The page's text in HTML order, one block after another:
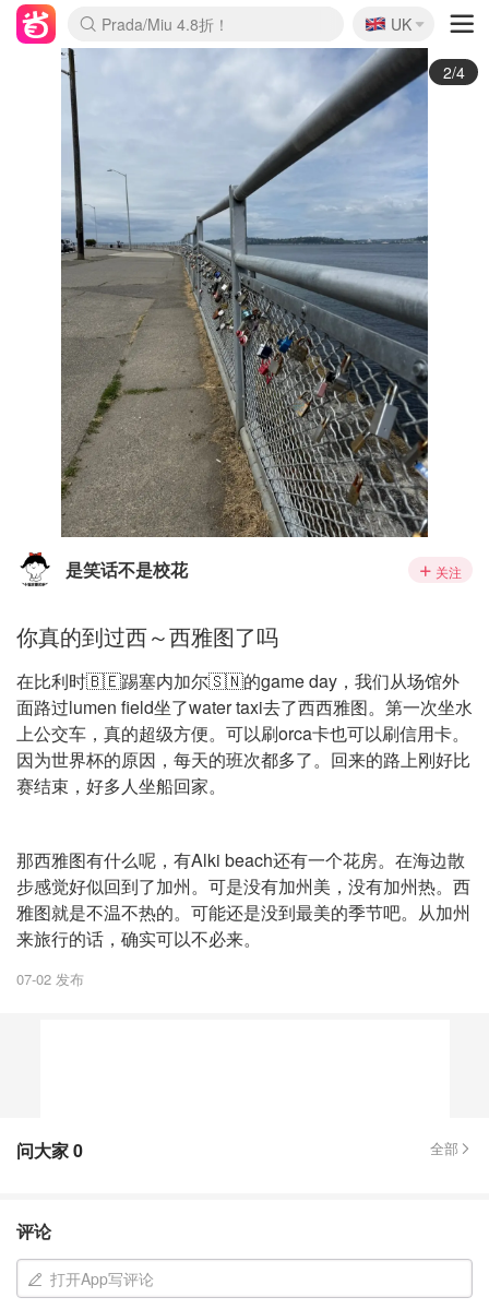
麦卢卡蜂蜜夏促！个位数！
Prada/Miu 4.8折！
啥？必胜客披萨5折！
🇬🇧
UK
3/4
是笑话不是校花 关注
你真的到过西～西雅图了吗
在比利时🇧🇪踢塞内加尔🇸🇳的game day，我们从场馆外
面路过lumen field坐了water taxi去了西西雅图。第一次坐水
上公交车，真的超级方便。可以刷orca卡也可以刷信用卡。
因为世界杯的原因，每天的班次都多了。回来的路上刚好比
赛结束，好多人坐船回家。
那西雅图有什么呢，有Alki beach还有一个花房。在海边散
步感觉好似回到了加州。可是没有加州美，没有加州热。西
雅图就是不温不热的。可能还是没到最美的季节吧。从加州
来旅行的话，确实可以不必来。
07-02 发布
问大家0 全部
评论
打开App写评论